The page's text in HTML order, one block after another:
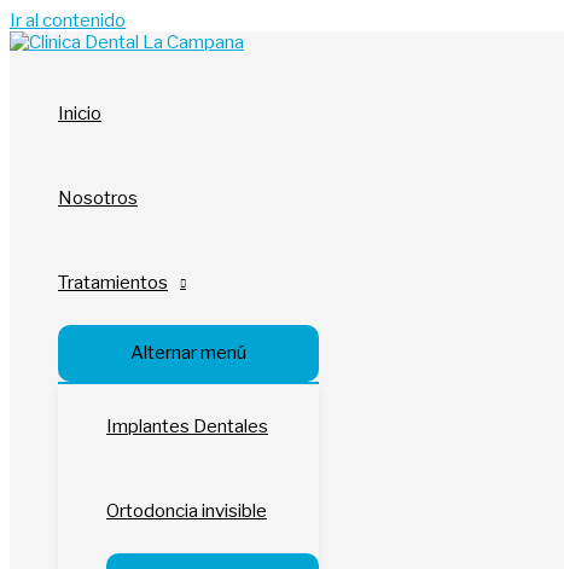
Ir al contenido
Inicio
Nosotros
Tratamientos
Alternar menú
Implantes Dentales
Ortodoncia invisible